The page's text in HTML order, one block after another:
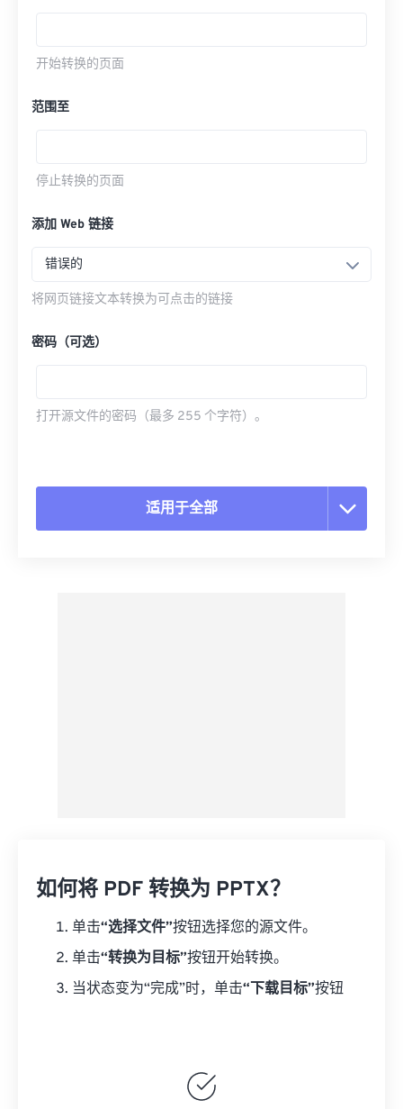
开始转换的页面
范围至
停止转换的页面
添加 Web 链接
错误的
将网页链接文本转换为可点击的链接
密码（可选）
打开源文件的密码（最多 255 个字符）。
适用于全部
如何将 PDF 转换为 PPTX？
单击“选择文件”按钮选择您的源文件。
单击“转换为目标”按钮开始转换。
当状态变为“完成”时，单击“下载目标”按钮